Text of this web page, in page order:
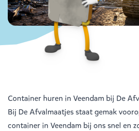
Container huren in Veendam bij De
Bij De Afvalmaatjes staat gemak
container in Veendam bij ons snel en